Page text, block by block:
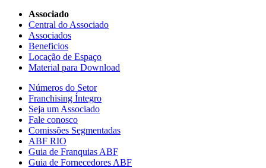
Associado
Central do Associado
Associados
Beneficios
Locação de Espaço
Material para Download
Números do Setor
Franchising Íntegro
Seja um Associado
Fale conosco
Comissões Segmentadas
ABF RIO
Guia de Franquias ABF
Guia de Fornecedores ABF